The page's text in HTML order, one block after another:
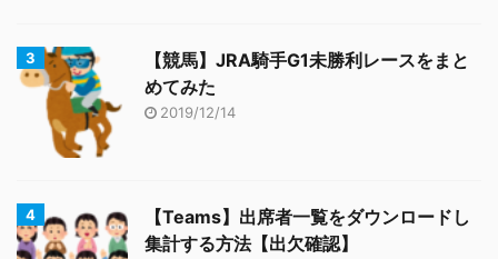
【競馬】JRA騎手G1未勝利レースをまと
めてみた
2019/12/14
【Teams】出席者一覧をダウンロードし
集計する方法【出欠確認】